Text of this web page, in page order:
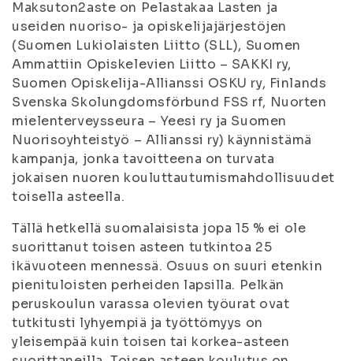
Maksuton2aste on Pelastakaa Lasten ja
useiden nuoriso- ja opiskelijajärjestöjen
(Suomen Lukiolaisten Liitto (SLL), Suomen
Ammattiin Opiskelevien Liitto – SAKKI ry,
Suomen Opiskelija-Allianssi OSKU ry, Finlands
Svenska Skolungdomsförbund FSS rf, Nuorten
mielenterveysseura – Yeesi ry ja Suomen
Nuorisoyhteistyö – Allianssi ry) käynnistämä
kampanja, jonka tavoitteena on turvata
jokaisen nuoren kouluttautumismahdollisuudet
toisella asteella.
Tällä hetkellä suomalaisista jopa 15 % ei ole
suorittanut toisen asteen tutkintoa 25
ikävuoteen mennessä. Osuus on suuri etenkin
pienituloisten perheiden lapsilla. Pelkän
peruskoulun varassa olevien työurat ovat
tutkitusti lyhyempiä ja työttömyys on
yleisempää kuin toisen tai korkea-asteen